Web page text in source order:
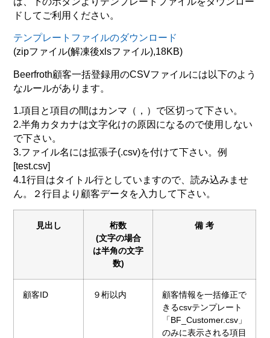
ドしてご利用ください。
テンプレートファイルのダウンロード
(zipファイル(解凍後xlsファイル),18KB)
Beerfroth顧客一括登録用のCSVファイルには以下のよう
なルールがあります。
1.項目と項目の間はカンマ（，）で区切って下さい。
2.半角カタカナは文字化けの原因になるので使用しない
で下さい。
3.ファイル名には拡張子(.csv)を付けて下さい。例
[test.csv]
4.1行目はタイトル行としていますので、読み込みませ
ん。２行目より顧客データを入力して下さい。
見出し
桁数
(文字の場合
は半角の文字
数)
備 考
顧客ID ９桁以内
顧客情報を一括修正で
きるcsvテンプレート
「BF_Customer.csv」
のみに表示される項目